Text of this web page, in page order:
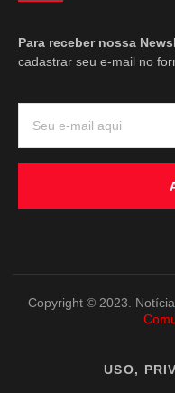
Para receber nossa
cadastrar seu e-mail no
Copyright © 2023.
USO,